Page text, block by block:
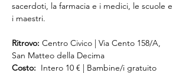
sacerdoti, la farmacia e i medici, le scuole e
i maestri.
Ritrovo: Centro Civico | Via Cento 158/A,
San Matteo della Decima
Costo: Intero 10 € | Bambine/i gratuito